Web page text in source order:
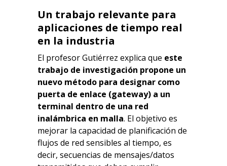
Un trabajo relevante para
aplicaciones de tiempo real
en la industria
El profesor Gutiérrez explica que este
trabajo de investigación propone un
nuevo método para designar como
puerta de enlace (gateway) a un
terminal dentro de una red
inalámbrica en malla. El objetivo es
mejorar la capacidad de planificación de
flujos de red sensibles al tiempo, es
decir, secuencias de mensajes/datos